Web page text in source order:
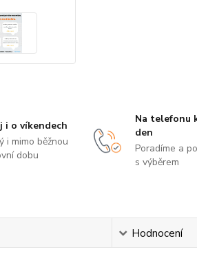
i o víkendech
i mimo běžnou
dobu
Na telefonu
den
Poradíme a
s výběrem
Hodnocení